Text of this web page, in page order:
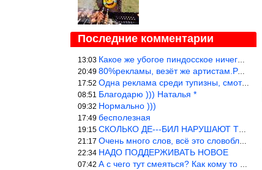
Последние комментарии
13:03 Какое же убогое пиндосское ничего. Наташ, и не стыдно такую фигн
20:49 80%рекламы, везёт же артистам.Режиссёры, сценаристы вы где или к
17:52 Одна реклама среди тупизны, смотреть невозможно.
08:51 Благодарю ))) Наталья *
09:32 Нормально )))
17:49 бесполезная
19:15 СКОЛЬКО ДЕ---БИЛ НАРУШАЮТ ТЕХНИКУ БЕЗОПАСНОСТИ
21:17 Очень много слов, всё это словоблудие можно было уложить в 1 мин
22:34 НАДО ПОДДЕРЖИВАТЬ НОВОЕ
07:42 А с чего тут смеяться? Как кому то больно? Не смешно.